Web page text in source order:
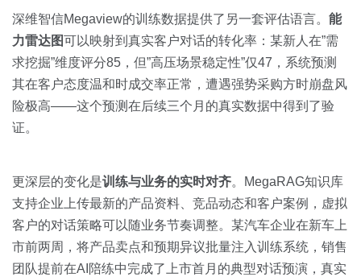
深维智信Megaview的训练数据提供了另一套评估语言。 能
力雷达图可以映射到真实客户对话的转化率：某新人在”需
求挖掘”维度评分85，但”高压场景稳定性”仅47，系统预测
其在客户态度温和时成交率正常，遭遇强势采购方时崩盘风
险极高——这个预测在后续三个月的真实数据中得到了验
证。
更深层的变化是训练与业务的实时对齐。MegaRAG知识库
支持企业上传最新的产品资料、竞品动态和客户案例，虚拟
客户的对话策略可以随业务节奏调整。某汽车企业在新车上
市前两周，将产品卖点和预期异议批量注入训练系统，销售
团队提前在AI陪练中完成了上市首月的典型对话预演，真实